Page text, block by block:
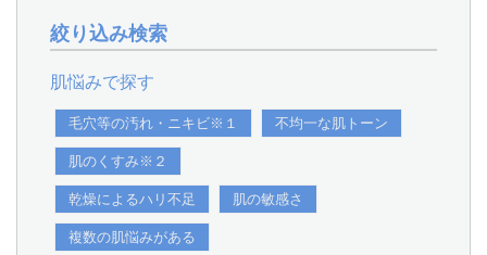
絞り込み検索
肌悩みで探す
毛穴等の汚れ・ニキビ※１ 不均一な肌トーン
肌のくすみ※２
乾燥によるハリ不足 肌の敏感さ
複数の肌悩みがある